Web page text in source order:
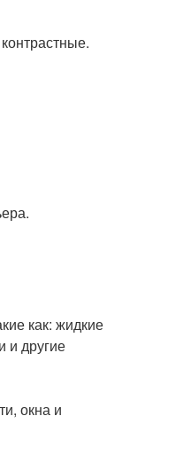
как: жидкие
и другие
окна и